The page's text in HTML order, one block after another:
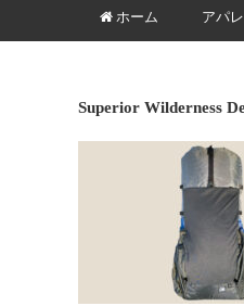
ホーム アパ
Superior Wilderness